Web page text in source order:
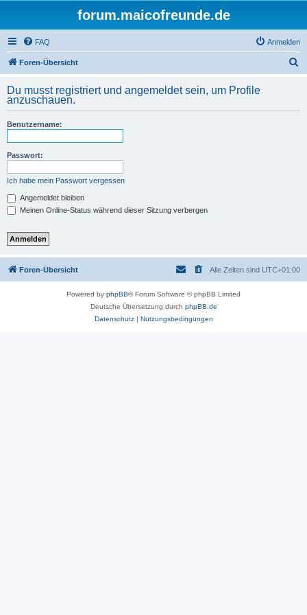
forum.maicofreunde.de
FAQ Anmelden
Foren-Übersicht
h
Du musst registriert und angemeldet sein, um Profile
anzuschauen.
Benutzername:
Passwort:
Ich habe mein Passwort vergessen
Angemeldet bleiben
Meinen Online-Status während dieser Sitzung verbergen
Foren-Übersicht Alle Zeiten sind UTC+01:00
Powered by phpBB® Forum Software © phpBB Limited
Deutsche Übersetzung durch phpBB.de
Datenschutz| Nutzungsbedingungen